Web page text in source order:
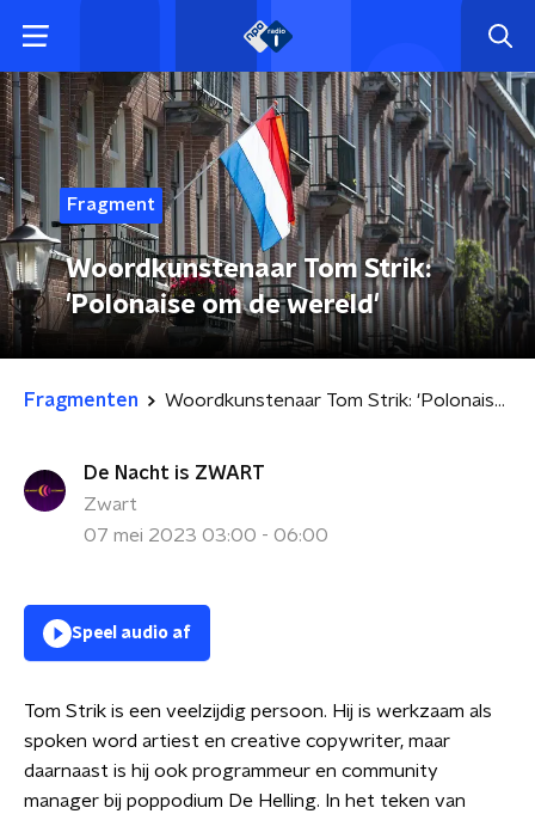
Fragment
Woordkunstenaar Tom Strik:
'Polonaise om de wereld'
Fragmenten Woordkunstenaar Tom Strik: 'Polonaise om de wereld'
De Nacht is ZWART
Zwart
07 mei 2023 03:00 - 06:00
Speel audio af
Tom Strik is een veelzijdig persoon. Hij is werkzaam als
spoken word artiest en creative copywriter, maar
daarnaast is hij ook programmeur en community
manager bij poppodium De Helling. In het teken van